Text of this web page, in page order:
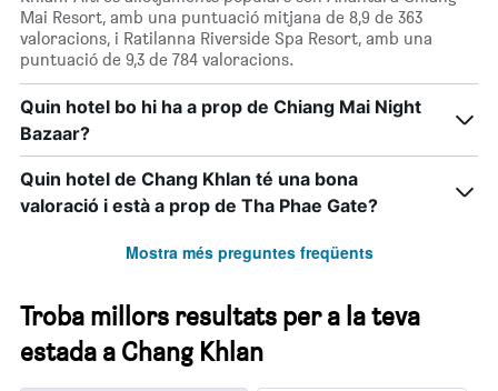
Mai Resort, amb una puntuació mitjana de 8,9 de 363
valoracions, i Ratilanna Riverside Spa Resort, amb una
puntuació de 9,3 de 784 valoracions.
Quin hotel bo hi ha a prop de Chiang Mai Night
Bazaar?
Quin hotel de Chang Khlan té una bona
valoració i està a prop de Tha Phae Gate?
Mostra més preguntes freqüents
Troba millors resultats per a la teva
estada a Chang Khlan